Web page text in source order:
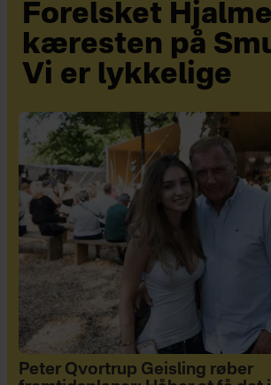
Forelsket
kæresten på
Vi er lykkelige
Peter Qvortrup Geisling røber